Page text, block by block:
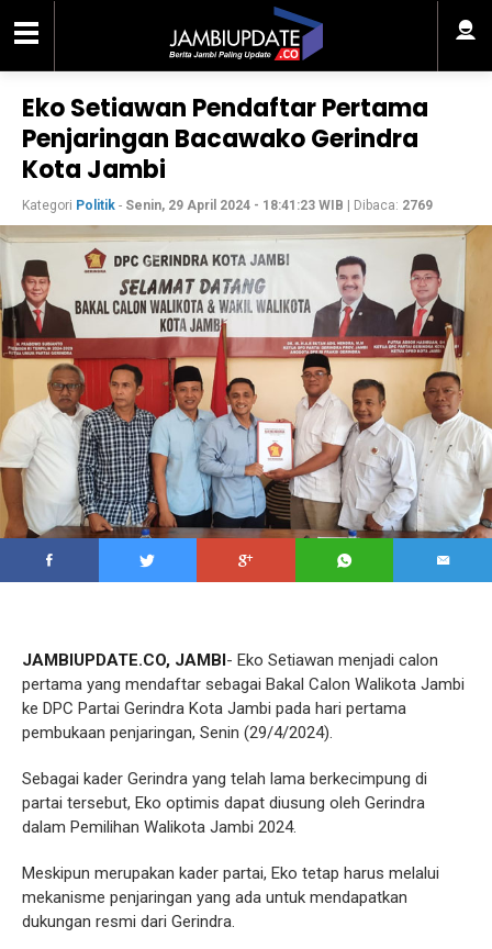
Eko Setiawan Pendaftar Pertama
Penjaringan Bacawako Gerindra
Kota Jambi
Kategori Politik - Senin, 29 April 2024 - 18:41:23 WIB | Dibaca: 2769
JAMBIUPDATE.CO, JAMBI- Eko Setiawan menjadi calon
pertama yang mendaftar sebagai Bakal Calon Walikota Jambi
ke DPC Partai Gerindra Kota Jambi pada hari pertama
pembukaan penjaringan, Senin (29/4/2024).
Sebagai kader Gerindra yang telah lama berkecimpung di
partai tersebut, Eko optimis dapat diusung oleh Gerindra
dalam Pemilihan Walikota Jambi 2024.
Meskipun merupakan kader partai, Eko tetap harus melalui
mekanisme penjaringan yang ada untuk mendapatkan
dukungan resmi dari Gerindra.